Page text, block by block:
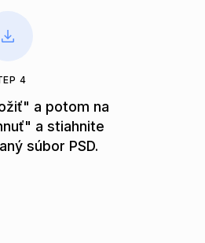
4
a potom na
a stiahnite
súbor PSD.